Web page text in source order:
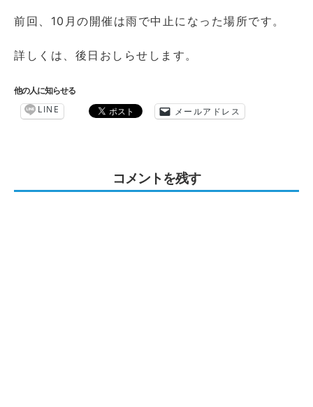
前回、10月の開催は雨で中止になった場所です。
詳しくは、後日おしらせします。
他の人に知らせる
LINE メールアドレス
コメントを残す